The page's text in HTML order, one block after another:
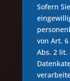
Sofern
von Art. 6
Abs. 2 lit.